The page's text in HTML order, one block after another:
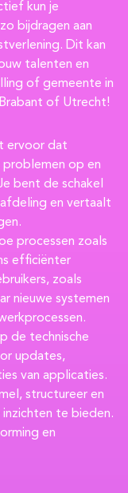
kun je
bijdragen aan
Dit kan
talenten en
of gemeente in
of Utrecht!
ervoor dat
op en
bent de schakel
en vertaalt
processen zoals
efficiënter
zoals
nieuwe systemen
de technische
updates,
van applicaties.
structureer en
te bieden.
en